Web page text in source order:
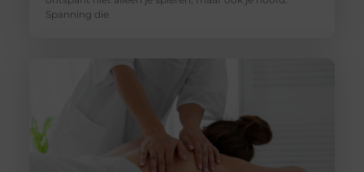
Spanning die